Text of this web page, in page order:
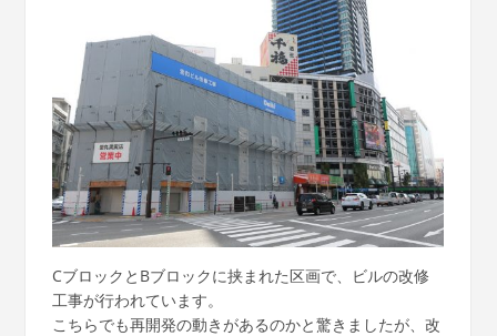
CブロックとBブロックに挟まれた区画で、ビルの改修
工事が行われています。
こちらでも再開発の動きがあるのかと驚きましたが、改